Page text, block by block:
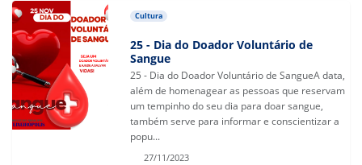
Cultura
25 - Dia do Doador Voluntário de
Sangue
25 - Dia do Doador Voluntário de SangueA data,
além de homenagear as pessoas que reservam
um tempinho do seu dia para doar sangue,
também serve para informar e conscientizar a
popu...
27/11/2023